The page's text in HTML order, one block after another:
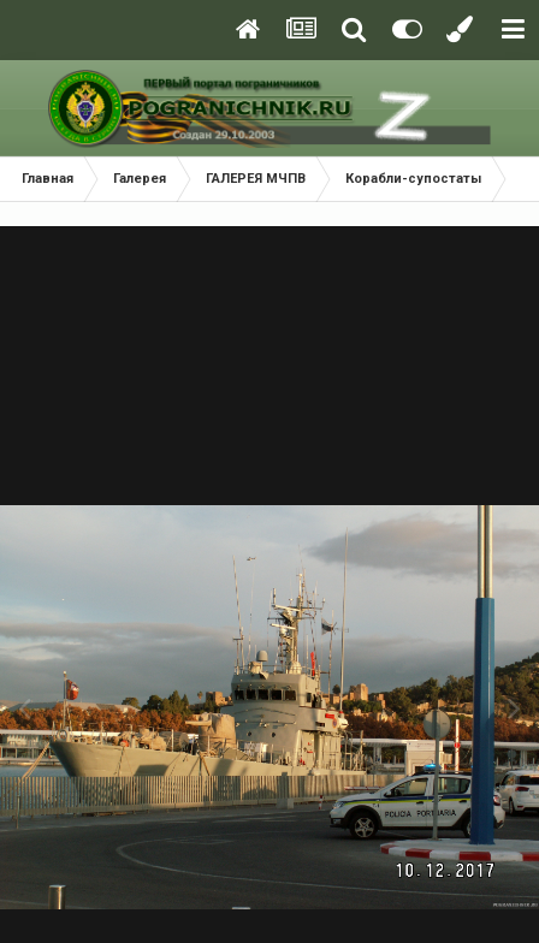
Главная Галерея ГАЛЕРЕЯ МЧПВ Корабли-супостаты